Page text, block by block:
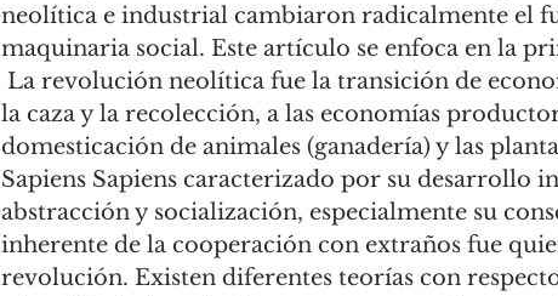
neolítica e industrial cambiaron radicalmente el
maquinaria social. Este artículo se enfoca en la
la caza y la recolección, a las economías
domesticación de animales (ganadería) y las
Sapiens Sapiens caracterizado por su desarrollo
abstracción y socialización, especialmente su
inherente de la cooperación con extraños fue
revolución. Existen diferentes teorías con